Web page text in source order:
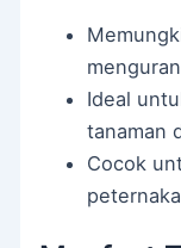
Ideal
tanaman
Cocok